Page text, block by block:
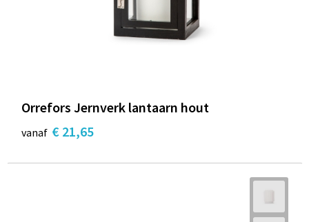
Orrefors Jernverk lantaarn hout
vanaf € 21,65